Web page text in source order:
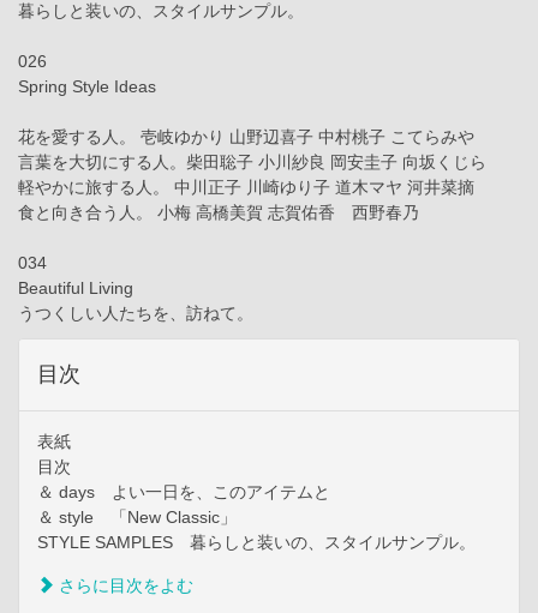
暮らしと装いの、スタイルサンプル。
026
Spring Style Ideas
花を愛する人。 壱岐ゆかり 山野辺喜子 中村桃子 こてらみや
言葉を大切にする人。柴田聡子 小川紗良 岡安圭子 向坂くじら
軽やかに旅する人。 中川正子 川崎ゆり子 道木マヤ 河井菜摘
食と向き合う人。 小梅 高橋美賀 志賀佑香 西野春乃
034
Beautiful Living
うつくしい人たちを、訪ねて。
目次
表紙
目次
＆ days よい一日を、このアイテムと
＆ style 「New Classic」
STYLE SAMPLES 暮らしと装いの、スタイルサンプル。
さらに目次をよむ